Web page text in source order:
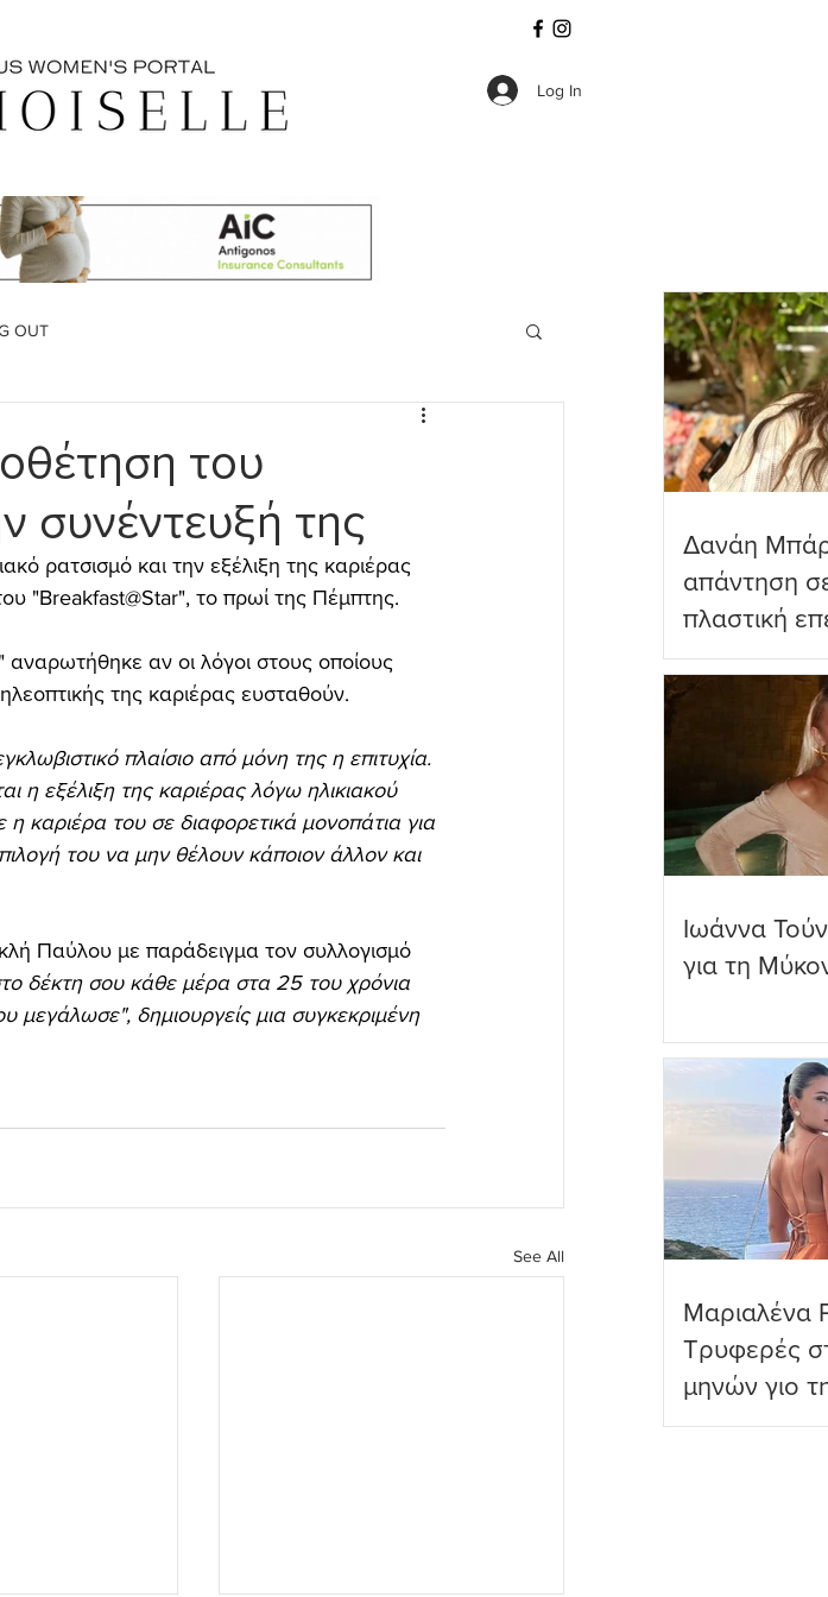
Log In
OUT
του
συνέντευξή της
ρατσισμό και την εξέλιξη της καριέρας
"Breakfast@Star", το πρωί της Πέμπτης.
αν οι λόγοι στους οποίους
της καριέρας ευσταθούν.
πλαίσιο από μόνη της η επιτυχία.
η εξέλιξη της καριέρας λόγω ηλικιακού
καριέρα του σε διαφορετικά μονοπάτια για
του να μην θέλουν κάποιον άλλον και
Παύλου με παράδειγμα τον συλλογισμό
δέκτη σου κάθε μέρα στα 25 του χρόνια
μεγάλωσε", δημιουργείς μια συγκεκριμένη
See All
Δανάη
απάντηση
πλαστική
ωραιότερο
Ιωάννα
για τη
Μαριαλένα
Τρυφερές
μηνών γιο